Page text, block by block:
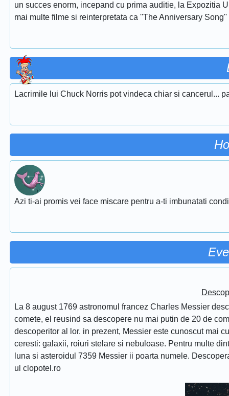
un succes enorm, incepand cu prima auditie, la Expozitia
mai multe filme si reinterpretata ca ''The Anniversary
Lacrimile lui Chuck Norris pot vindeca chiar si cancerul...
Azi ti-ai promis vei face miscare pentru a-ti imbunatati
La 8 august 1769 astronomul francez Charles Messier
comete, el reusind sa descopere nu mai putin de 20 de
descoperitor al lor. in prezent, Messier este cunoscut mai
ceresti: galaxii, roiuri stelare si nebuloase. Pentru multe
luna si asteroidul 7359 Messier ii poarta numele.
ul clopotel.ro